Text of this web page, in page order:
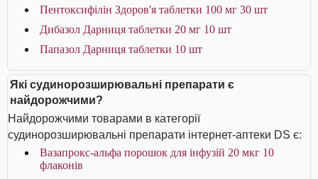
Пентоксифілін Здоров'я таблетки 100 мг 30 шт
Дибазол Дарниця таблетки 20 мг 10 шт
Папазол Дарниця таблетки 10 шт
Які судинорозширювальні препарати є
найдорожчими?
Найдорожчими товарами в категорії
судинорозширювальні препарати інтернет-аптеки DS є:
Вазапрокс-альфа порошок для інфузій 20 мкг 10
флаконів